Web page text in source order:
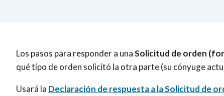
Los pasos para responder a unaSolicitud de orden
qué tipo de orden solicitó la otra parte (su cónyuge
Usará la Declaración de respuesta a la Solicitud de